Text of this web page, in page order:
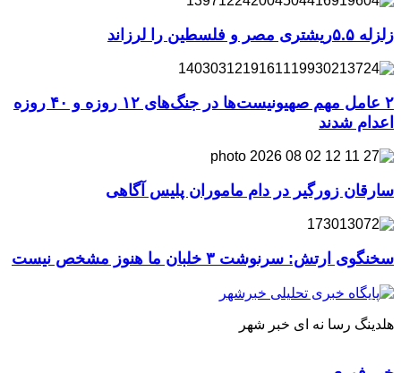
زلزله ۵.۵ریشتری مصر و فلسطین را لرزاند
۲ عامل مهم صهیونیست‌ها در جنگ‌های ۱۲ روزه و ۴۰ روزه
اعدام شدند
سارقان زورگیر در دام ماموران پلیس آگاهی
سخنگوی ارتش: سرنوشت ۳ خلبان ما هنوز مشخص نیست
هلدینگ رسا نه ای خبر شهر